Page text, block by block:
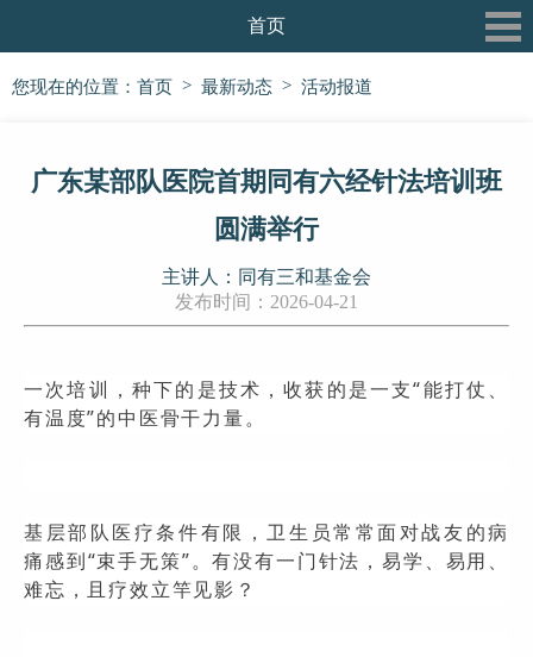
首页
关于我们
三和书院
三和论坛
三和公益行
党建专栏
您现在的位置： 首页 > 最新动态 > 活动报道
广东某部队医院首期同有六经针法培训班
圆满举行
主讲人：同有三和基金会
发布时间：2026-04-21
一次培训，种下的是技术，收获的是一支“能打仗、
有温度”的中医骨干力量。
基层部队医疗条件有限，卫生员常常面对战友的病
痛感到“束手无策”。有没有一门针法，易学、易用、
难忘，且疗效立竿见影？